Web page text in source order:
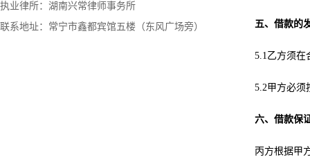
执业律所：湖南兴常律师事务所
联系地址：常宁市鑫都宾馆五楼（东风广场旁）
五、借款的
5.1乙方须在
5.2甲方必须
六、借款保
丙方根据甲